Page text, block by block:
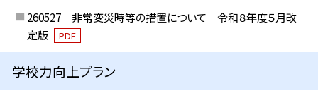
260527 非常変災時等の措置について 令和８年度５月改
定版
PDF
学校力向上プラン